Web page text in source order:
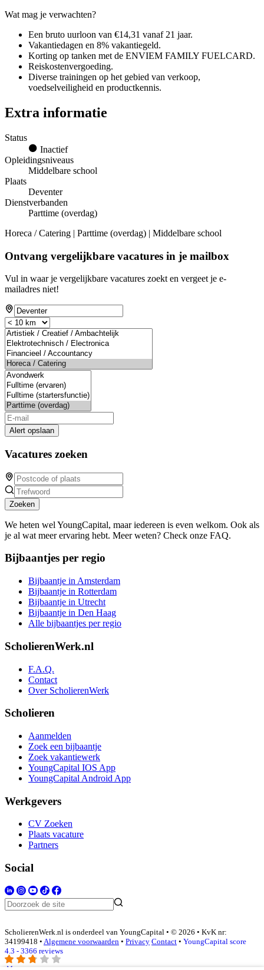
Wat mag je verwachten?
Een bruto uurloon van €14,31 vanaf 21 jaar.
Vakantiedagen en 8% vakantiegeld.
Korting op tanken met de ENVIEM FAMILY FUELCARD.
Reiskostenvergoeding.
Diverse trainingen op het gebied van verkoop,
voedselveiligheid en productkennis.
Extra informatie
Status
Inactief
Opleidingsniveaus
Middelbare school
Plaats
Deventer
Dienstverbanden
Parttime (overdag)
Horeca / Catering | Parttime (overdag) | Middelbare school
Ontvang vergelijkbare vacatures in je mailbox
Vul in waar je vergelijkbare vacatures zoekt en vergeet je e-
mailadres niet!
Alert opslaan
Vacatures zoeken
Zoeken
We heten wel YoungCapital, maar iedereen is even welkom. Ook als
je al wat meer ervaring hebt. Meer weten? Check onze FAQ.
Bijbaantjes per regio
Bijbaantje in Amsterdam
Bijbaantje in Rotterdam
Bijbaantje in Utrecht
Bijbaantje in Den Haag
Alle bijbaantjes per regio
ScholierenWerk.nl
F.A.Q.
Contact
Over ScholierenWerk
Scholieren
Aanmelden
Zoek een bijbaantje
Zoek vakantiewerk
YoungCapital IOS App
YoungCapital Android App
Werkgevers
CV Zoeken
Plaats vacature
Partners
Social
ScholierenWerk.nl is onderdeel van YoungCapital • © 2026 • KvK nr:
34199418 • Algemene voorwaarden • Privacy Contact • YoungCapital score
4.3 - 3366 reviews